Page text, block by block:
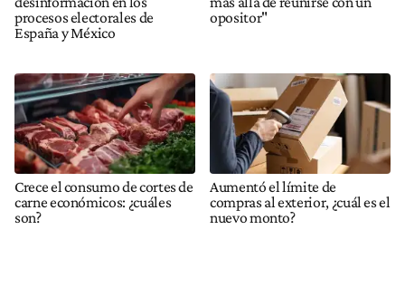
procesos electorales de
España y México
opositor"
Crece el consumo de cortes de
carne económicos: ¿cuáles
son?
Aumentó el límite de
compras al exterior, ¿cuál es el
nuevo monto?